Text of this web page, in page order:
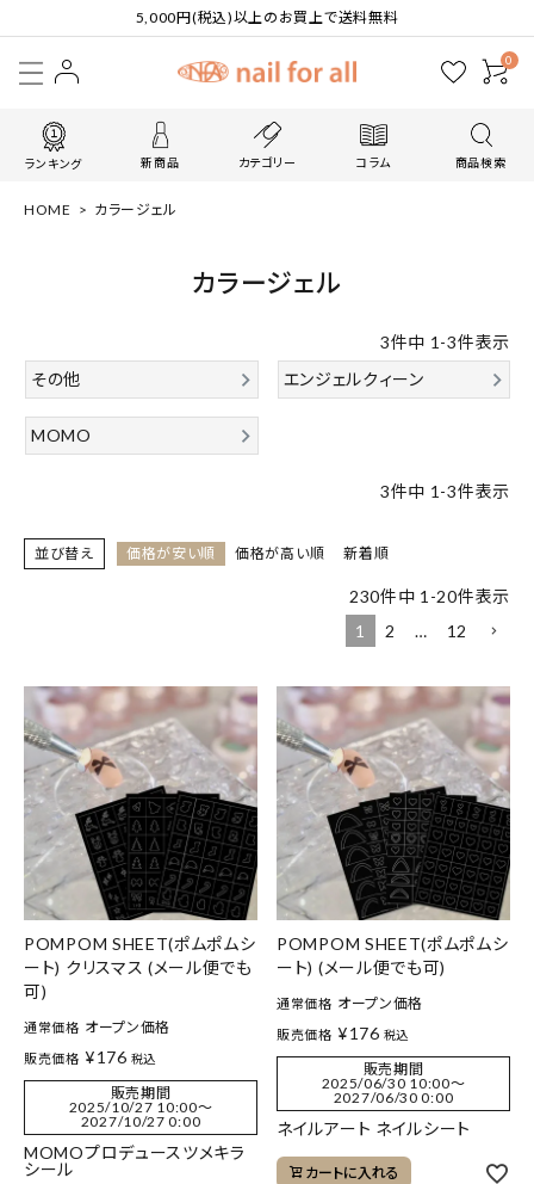
5,000円(税込)以上のお買上で送料無料
0
ランキング 新商品 カテゴリー コラム 商品検索
HOME カラージェル
カラージェル
3件中 1 -3件表示
その他
エンジェルクィーン
MOMO
3件中 1 -3件表示
並び替え 価格が安い順 価格が高い順 新着順
230件中 1 -20件表示
1
2 … 12
POMPOM SHEET(ポムポムシ
ート) クリスマス (メール便でも
可)
通常価格 オープン価格
販売価格 ¥176 税込
販売期間
2025/10/27 10:00〜
2027/10/27 0:00
MOMOプロデュースツメキラ
シール
POMPOM SHEET(ポムポムシ
ート) (メール便でも可)
通常価格 オープン価格
販売価格 ¥176 税込
販売期間
2025/06/30 10:00〜
2027/06/30 0:00
ネイルアート ネイルシート
カートに入れる